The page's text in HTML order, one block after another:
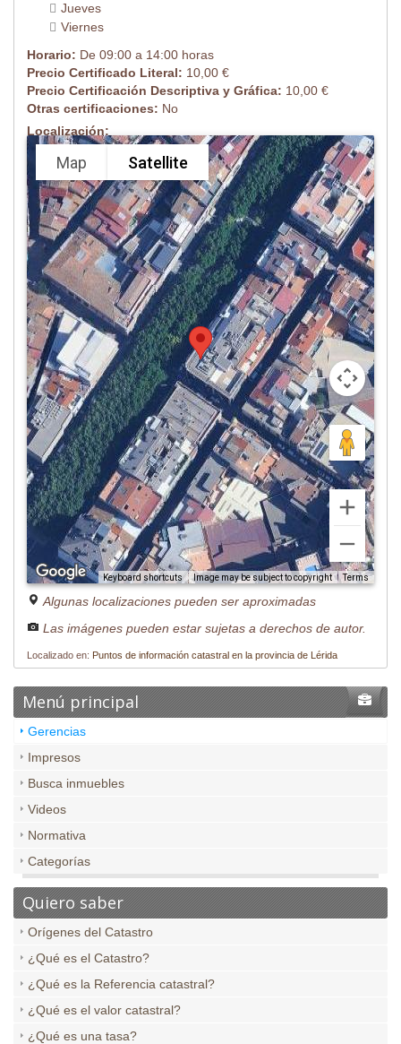
Jueves
Viernes
Horario: De 09:00 a 14:00 horas
Precio Certificado Literal: 10,00 €
Precio Certificación Descriptiva y Gráfica: 10,00 €
Otras certificaciones: No
Localización:
Map Satellite
Keyboard shortcuts Image may be subject to copyright Terms
Algunas localizaciones pueden ser aproximadas
Las imágenes pueden estar sujetas a derechos de autor.
Localizado en: Puntos de información catastral en la provincia de Lérida
Menú principal
Gerencias
Impresos
Busca inmuebles
Videos
Normativa
Categorías
Quiero saber
Orígenes del Catastro
¿Qué es el Catastro?
¿Qué es la Referencia catastral?
¿Qué es el valor catastral?
¿Qué es una tasa?